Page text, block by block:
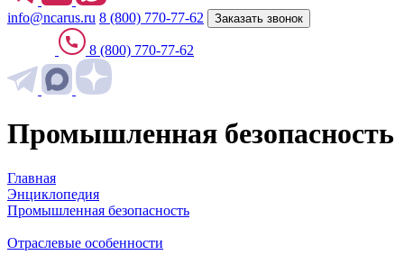
info@ncarus.ru 8 (800) 770-77-62 Заказать звонок
8 (800) 770-77-62
Промышленная безопасность
Главная
Энциклопедия
Промышленная безопасность
Отраслевые особенности